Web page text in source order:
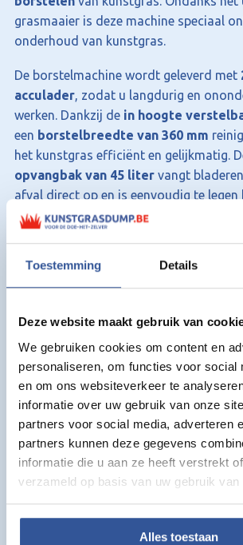
Toestemming Details
Deze website maakt gebruik van
We gebruiken cookies om content en
personaliseren, om functies voor social
en om ons websiteverkeer te
informatie over uw gebruik van onze
partners voor social media, adverteren
partners kunnen deze gegevens
informatie die u aan ze heeft verstrekt
verzameld op basis van uw gebruik
Alles toestaan
grasmaaier is deze machine speciaal
onderhoud van kunstgras.
De borstelmachine wordt geleverd met
acculader, zodat u langdurig en
werken. Dankzij de in hoogte
een borstelbreedte van 360 mm
het kunstgras efficiënt en gelijkmatig.
opvangbak van 45 liter vangt
afval direct op en is eenvoudig te
Deze accu borstelmachine combineert
professioneel gebruik.
borstelmachine:
Volledig draadloos: geen kabels
Multifunctioneel: vegen, reinigen en
Inclusief 2 accu’s en acculader
In hoogte verstelbare borstel
Efficiënt werken dankzij 360 mm
Met opvangbak van 45 liter
Productspecificaties:
Product:Accu kunstgras